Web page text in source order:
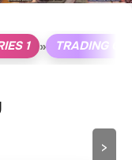
1 » TRADING
>